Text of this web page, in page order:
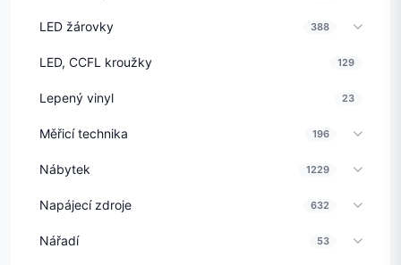
LED žárovky 388
LED, CCFL kroužky 129
Lepený vinyl 23
Měřicí technika 196
Nábytek 1229
Napájecí zdroje 632
Nářadí 53